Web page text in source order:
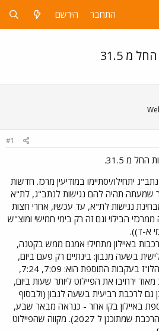
התחבר הירשם
מ 31.5
#1
מ 31.5.
יתחילו/יסתיימו במודיעין מרכז. חדשות
שמעתה תהיה להם נגישות לנתב"ג, לת"א
נגישות לת"א, עד עכשיו, אחרי חצות
ממרכזי הבילוי וגם זה רק בימי חמישי ומוצ"ש
א-ד)).
באיילון מתחיל! אמנם ממש בקטנה,
בשעה מנבון: בינתיים רק פעם ביום,
ורק בכיוון להרצליה. הלו"ז בעקבות התוספת הוא: 7:09, 7:24,
מאוד ירחיבו את הפיילוט ליותר שעות ביום,
גם לרכבת רביעית בשעה לנבון (ולבסוף
באיילון בקו אחר - כנראה מבאר שבע,
כמו שרמזו בפרסומי הרכבת שמתוכנן ל 2027). מקווה שהפיילוט